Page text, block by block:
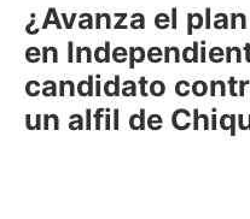
¿Avanza el
en
candidato
un alfil de